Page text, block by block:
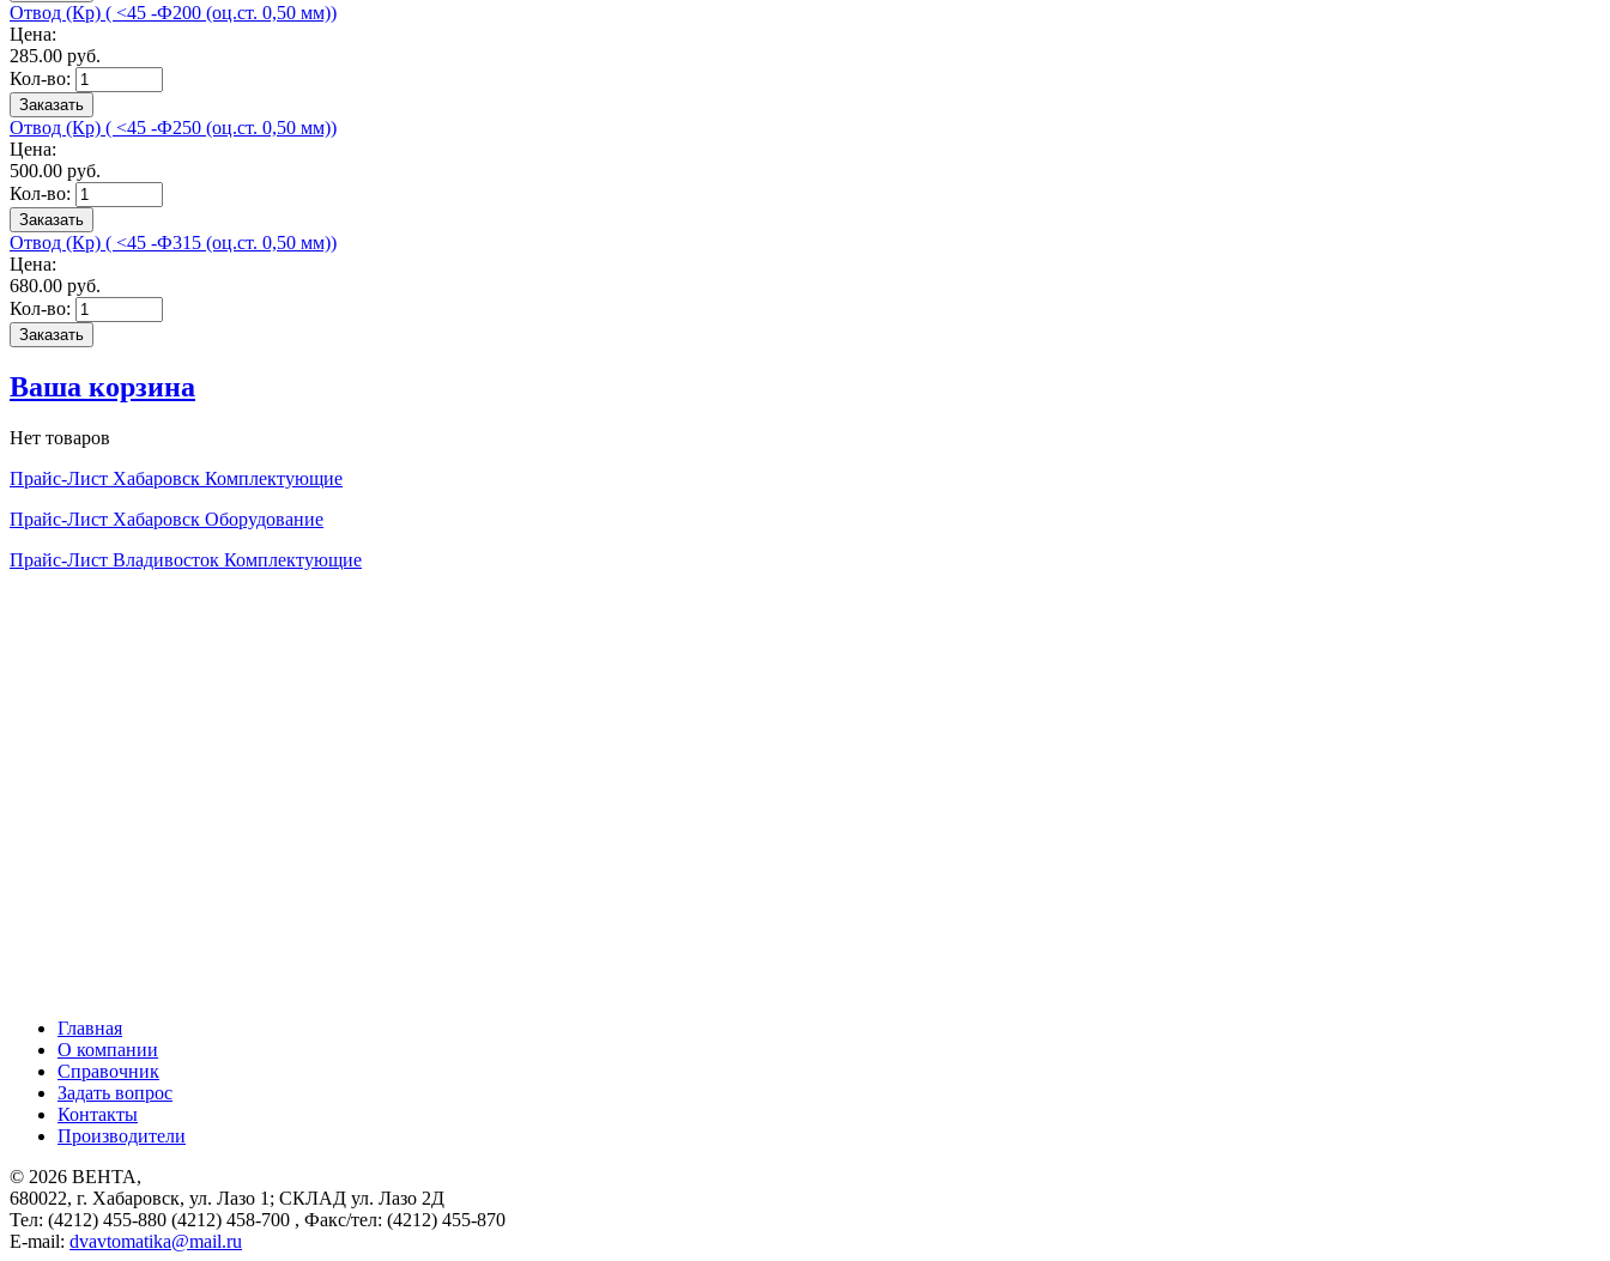
Отвод (Кр) ( <45 -Ф200 (оц.ст. 0,50 мм))
Цена:
285.00 руб.
Кол-во:
Отвод (Кр) ( <45 -Ф250 (оц.ст. 0,50 мм))
Цена:
500.00 руб.
Кол-во:
Отвод (Кр) ( <45 -Ф315 (оц.ст. 0,50 мм))
Цена:
680.00 руб.
Кол-во:
Ваша корзина
Нет товаров
Прайс-Лист Хабаровск Комплектующие
Прайс-Лист Хабаровск Оборудование
Прайс-Лист Владивосток Комплектующие
Главная
О компании
Справочник
Задать вопрос
Контакты
Производители
© 2026 ВЕНТА,
680022, г. Хабаровск, ул. Лазо 1; СКЛАД ул. Лазо 2Д
Тел: (4212) 455-880 (4212) 458-700 , Факс/тел: (4212) 455-870
E-mail: dvavtomatika@mail.ru